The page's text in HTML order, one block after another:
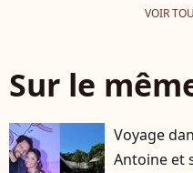
VOIR
Sur le
Voyage
Antoine et